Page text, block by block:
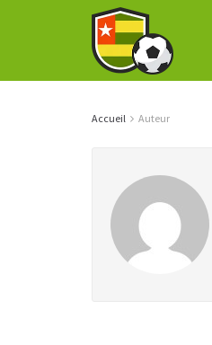
Accueil Auteur